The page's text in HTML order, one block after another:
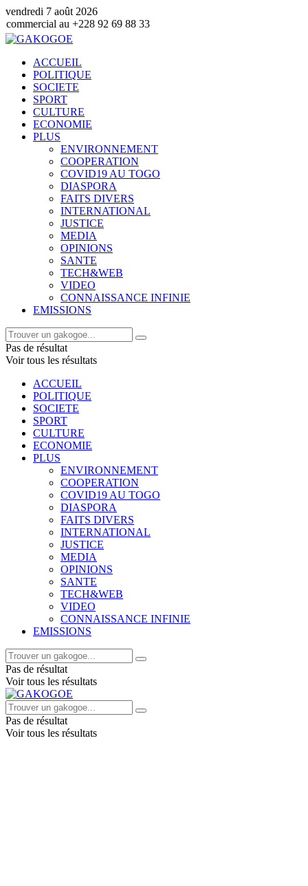
vendredi 7 août 2026
+228 92 69 88 33
ACCUEIL
POLITIQUE
SOCIETE
SPORT
CULTURE
ECONOMIE
PLUS
ENVIRONNEMENT
COOPERATION
COVID19 AU TOGO
DIASPORA
FAITS DIVERS
INTERNATIONAL
JUSTICE
MEDIA
OPINIONS
SANTE
TECH&WEB
VIDEO
CONNAISSANCE INFINIE
EMISSIONS
Pas de résultat
Voir tous les résultats
ACCUEIL
POLITIQUE
SOCIETE
SPORT
CULTURE
ECONOMIE
PLUS
ENVIRONNEMENT
COOPERATION
COVID19 AU TOGO
DIASPORA
FAITS DIVERS
INTERNATIONAL
JUSTICE
MEDIA
OPINIONS
SANTE
TECH&WEB
VIDEO
CONNAISSANCE INFINIE
EMISSIONS
Pas de résultat
Voir tous les résultats
Pas de résultat
Voir tous les résultats